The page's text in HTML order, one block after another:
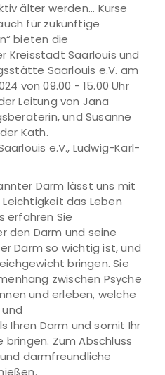
älter werden... Kurse
für zukünftige
bieten die
Kreisstadt Saarlouis und
Saarlouis e.V. am
von 09.00 - 15.00 Uhr
Leitung von Jana
und Susanne
Kath.
e.V., Ludwig-Karl-
Darm lässt uns mit
das Leben
erfahren Sie
den Darm und seine
Darm so wichtig ist, und
bringen. Sie
zwischen Psyche
und erleben, welche
Ihren Darm und somit Ihr
Zum Abschluss
darmfreundliche